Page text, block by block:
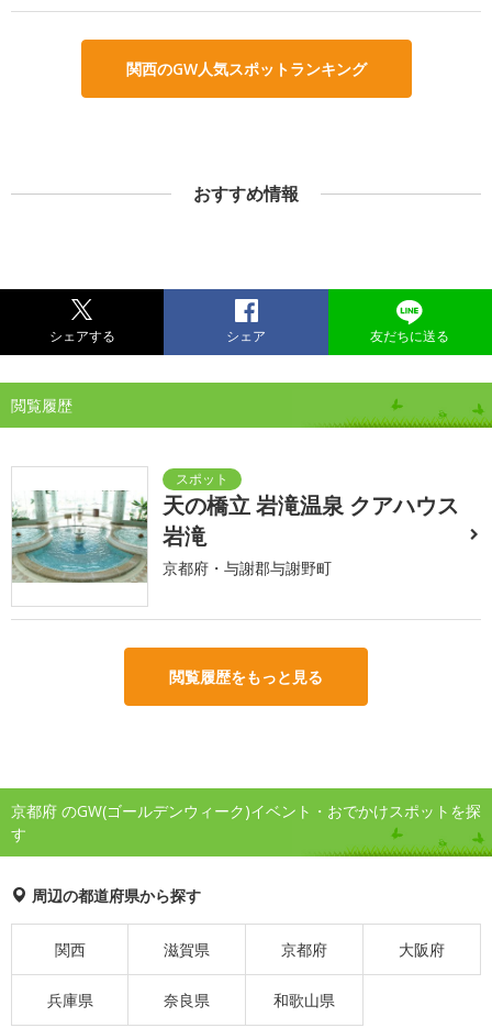
関西のGW人気スポットランキング
おすすめ情報
シェアする シェア 友だちに送る
閲覧履歴
天の橋立 岩滝温泉 クアハウス
岩滝
京都府・与謝郡与謝野町
閲覧履歴をもっと見る
京都府 のGW(ゴールデンウィーク)イベント・おでかけスポットを探
す
周辺の都道府県から探す
関西 滋賀県 京都府 大阪府
兵庫県 奈良県 和歌山県